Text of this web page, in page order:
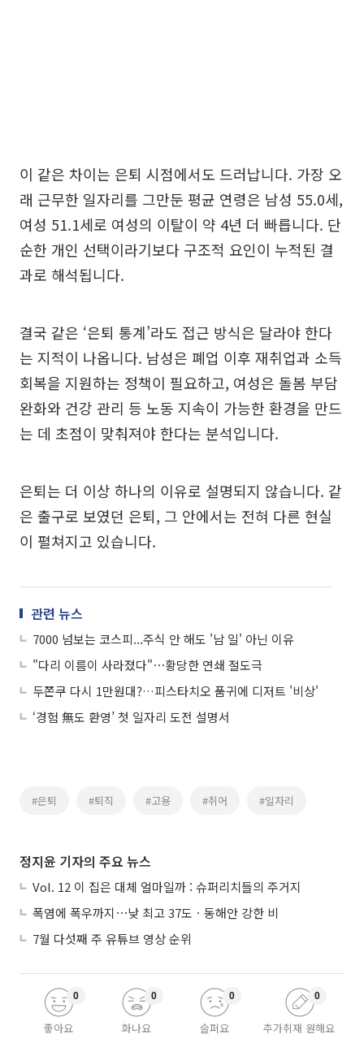
이 같은 차이는 은퇴 시점에서도 드러납니다. 가장 오
래 근무한 일자리를 그만둔 평균 연령은 남성 55.0세,
여성 51.1세로 여성의 이탈이 약 4년 더 빠릅니다. 단
순한 개인 선택이라기보다 구조적 요인이 누적된 결
과로 해석됩니다.
결국 같은 ‘은퇴 통계’라도 접근 방식은 달라야 한다
는 지적이 나옵니다. 남성은 폐업 이후 재취업과 소득
회복을 지원하는 정책이 필요하고, 여성은 돌봄 부담
완화와 건강 관리 등 노동 지속이 가능한 환경을 만드
는 데 초점이 맞춰져야 한다는 분석입니다.
은퇴는 더 이상 하나의 이유로 설명되지 않습니다. 같
은 출구로 보였던 은퇴, 그 안에서는 전혀 다른 현실
이 펼쳐지고 있습니다.
관련 뉴스
7000 넘보는 코스피...주식 안 해도 '남 일' 아닌 이유
"다리 이름이 사라졌다"⋯황당한 연쇄 절도극
두쫀쿠 다시 1만원대?…피스타치오 품귀에 디저트 '비상'
‘경험 無도 환영’ 첫 일자리 도전 설명서
#은퇴 #퇴직 #고용 #취어 #일자리
정지윤 기자의 주요 뉴스
Vol. 12 이 집은 대체 얼마일까 : 슈퍼리치들의 주거지
폭염에 폭우까지⋯낮 최고 37도ㆍ동해안 강한 비
7월 다섯째 주 유튜브 영상 순위
좋아요
0
화나요
0
슬퍼요
0
추가취재 원해요
0